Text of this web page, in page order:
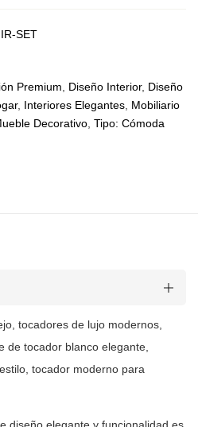
SET
Premium Diseño Interior, Diseño
, Interiores Elegantes Mobiliario
Decorativo Tipo: Cómoda
tocadores de lujo modernos,
de tocador blanco elegante,
tocador moderno para